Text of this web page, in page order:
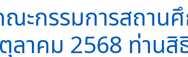
ณะกรรมการสถา
ลาคม 2568 ท่านสิ